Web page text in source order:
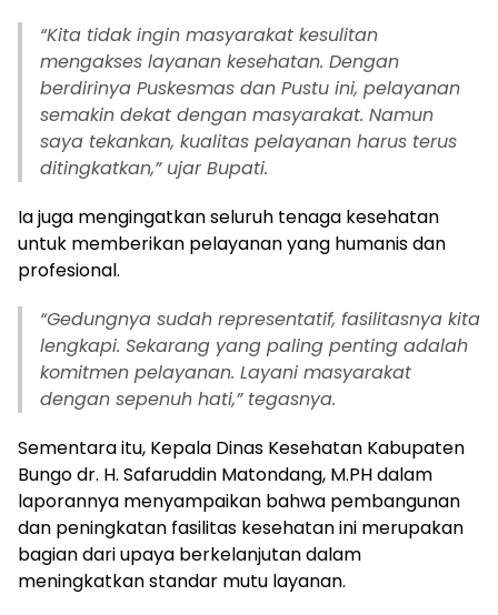
“Kita tidak ingin masyarakat kesulitan
mengakses layanan kesehatan. Dengan
berdirinya Puskesmas dan Pustu ini, pelayanan
semakin dekat dengan masyarakat. Namun
saya tekankan, kualitas pelayanan harus terus
ditingkatkan,” ujar Bupati.
Ia juga mengingatkan seluruh tenaga kesehatan
untuk memberikan pelayanan yang humanis dan
profesional.
“Gedungnya sudah representatif, fasilitasnya kita
lengkapi. Sekarang yang paling penting adalah
komitmen pelayanan. Layani masyarakat
dengan sepenuh hati,” tegasnya.
Sementara itu, Kepala Dinas Kesehatan Kabupaten
Bungo dr. H. Safaruddin Matondang, M.PH dalam
laporannya menyampaikan bahwa pembangunan
dan peningkatan fasilitas kesehatan ini merupakan
bagian dari upaya berkelanjutan dalam
meningkatkan standar mutu layanan.